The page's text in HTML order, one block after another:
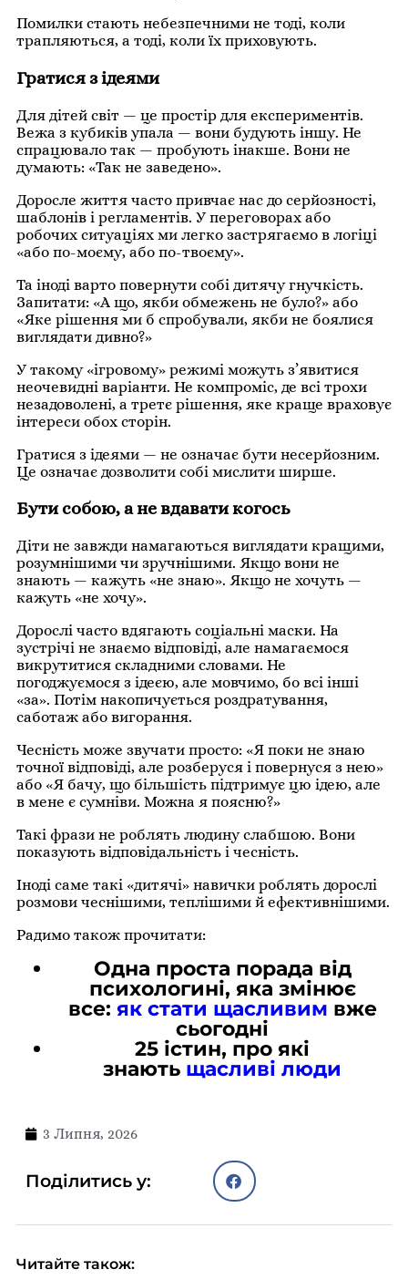
Помилки стають небезпечними не тоді, коли
трапляються, а тоді, коли їх приховують.
Гратися з ідеями
Для дітей світ — це простір для експериментів.
Вежа з кубиків упала — вони будують іншу. Не
спрацювало так — пробують інакше. Вони не
думають: «Так не заведено».
Доросле життя часто привчає нас до серйозності,
шаблонів і регламентів. У переговорах або
робочих ситуаціях ми легко застрягаємо в логіці
«або по-моєму, або по-твоєму».
Та іноді варто повернути собі дитячу гнучкість.
Запитати: «А що, якби обмежень не було?» або
«Яке рішення ми б спробували, якби не боялися
виглядати дивно?»
У такому «ігровому» режимі можуть з’явитися
неочевидні варіанти. Не компроміс, де всі трохи
незадоволені, а третє рішення, яке краще враховує
інтереси обох сторін.
Гратися з ідеями — не означає бути несерйозним.
Це означає дозволити собі мислити ширше.
Бути собою, а не вдавати когось
Діти не завжди намагаються виглядати кращими,
розумнішими чи зручнішими. Якщо вони не
знають — кажуть «не знаю». Якщо не хочуть —
кажуть «не хочу».
Дорослі часто вдягають соціальні маски. На
зустрічі не знаємо відповіді, але намагаємося
викрутитися складними словами. Не
погоджуємося з ідеєю, але мовчимо, бо всі інші
«за». Потім накопичується роздратування,
саботаж або вигорання.
Чесність може звучати просто: «Я поки не знаю
точної відповіді, але розберуся і повернуся з нею»
або «Я бачу, що більшість підтримує цю ідею, але
в мене є сумніви. Можна я поясню?»
Такі фрази не роблять людину слабшою. Вони
показують відповідальність і чесність.
Іноді саме такі «дитячі» навички роблять дорослі
розмови чеснішими, теплішими й ефективнішими.
Радимо також прочитати:
Одна проста порада від
психологині, яка змінює
все: як стати щасливим вже
сьогодні
25 істин, про які
знають щасливі люди
3 Липня, 2026
Поділитись у:
Читайте також: